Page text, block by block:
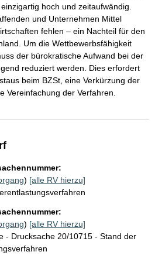
hoch und zeitaufwändig.
und Unternehmen Mittel
fehlen – ein Nachteil für den
Um die Wettbewerbsfähigkeit
der bürokratische Aufwand bei der
reduziert werden. Dies erfordert
beim BZSt, eine Verkürzung der
Vereinfachung der Verfahren.
) [alle RV hierzu]
) [alle RV hierzu]
- Drucksache 20/10715 - Stand der